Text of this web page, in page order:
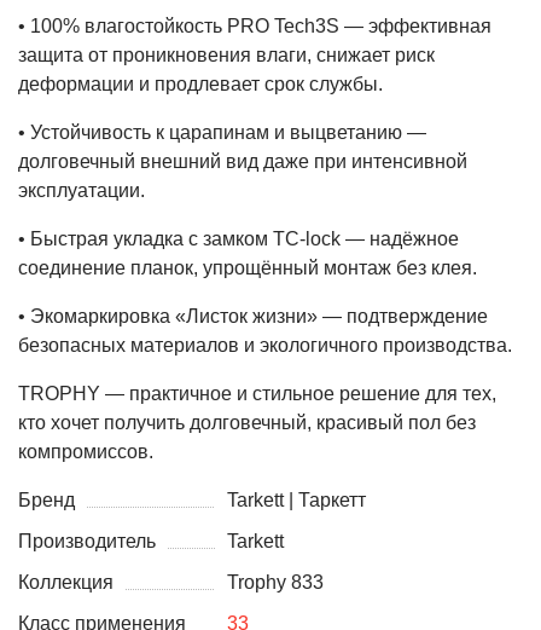
• 100% влагостойкость PRO Tech3S — эффективная
защита от проникновения влаги, снижает риск
деформации и продлевает срок службы.
• Устойчивость к царапинам и выцветанию —
долговечный внешний вид даже при интенсивной
эксплуатации.
• Быстрая укладка с замком TC‑lock — надёжное
соединение планок, упрощённый монтаж без клея.
• Экомаркировка «Листок жизни» — подтверждение
безопасных материалов и экологичного производства.
TROPHY — практичное и стильное решение для тех,
кто хочет получить долговечный, красивый пол без
компромиссов.
Бренд
Tarkett | Таркетт
Производитель
Tarkett
Коллекция
Trophy 833
Класс применения
33